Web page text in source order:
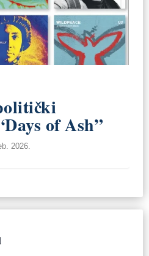
of Ash”
2026.